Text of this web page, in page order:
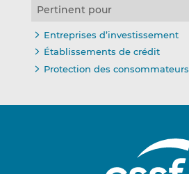
Pertinent pour
Entreprises d’investissement
Établissements de crédit
Protection des consommateurs